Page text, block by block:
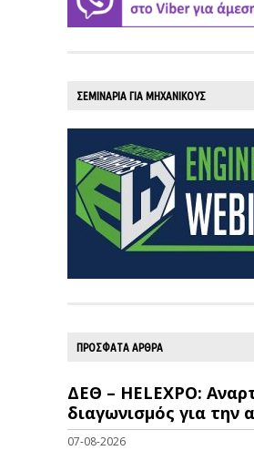
ΣΕΜΙΝΑΡΙΑ ΓΙΑ ΜΗΧΑΝΙΚΟΥΣ
ΠΡΟΣΦΑΤΑ ΑΡΘΡΑ
ΔΕΘ – HELEXPO:
διαγωνισμός για την
07-08-2026